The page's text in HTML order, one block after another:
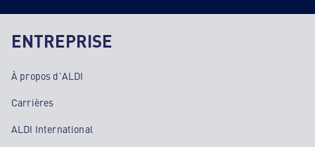
ENTREPRISE
À propos d'ALDI
Carrières
ALDI International